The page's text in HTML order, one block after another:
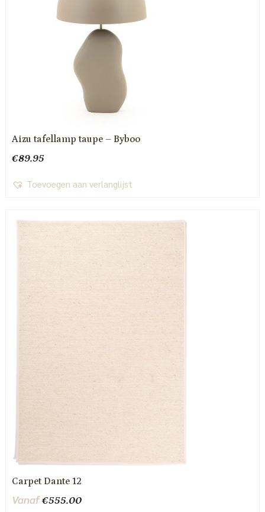
Aizu tafellamp taupe – Byboo
€89.95
Toevoegen aan verlanglijst
Carpet Dante 12
Vanaf€555.00